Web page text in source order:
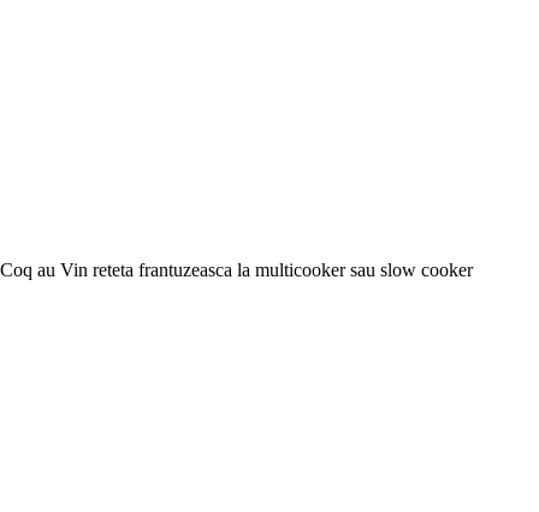
Coq au Vin reteta frantuzeasca la multicooker sau slow cooker